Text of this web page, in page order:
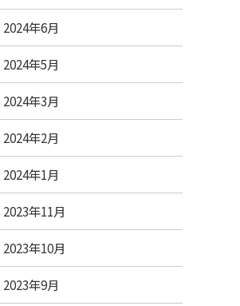
2024年6月
2024年5月
2024年3月
2024年2月
2024年1月
2023年11月
2023年10月
2023年9月